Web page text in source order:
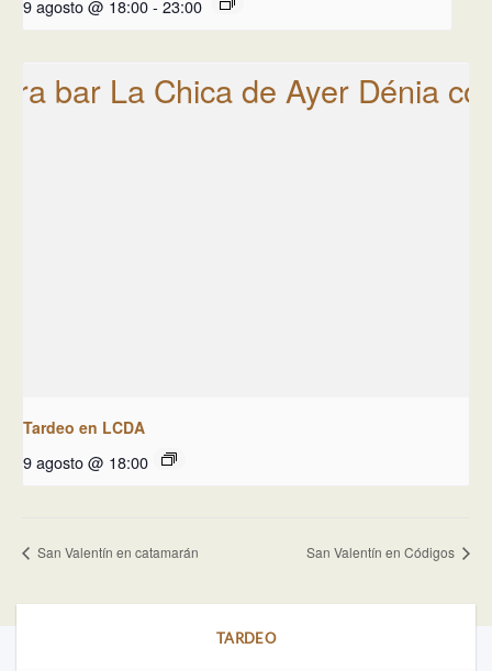
9 agosto @ 18:00- 23:00
Tardeo en LCDA
9 agosto @ 18:00
San Valentín en catamarán San Valentín en Códigos
TARDEO